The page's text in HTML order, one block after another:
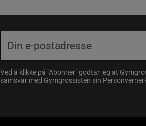
Ved å klikke på "Abonner" godtar jeg at
samsvar med Gymgrossisten sin